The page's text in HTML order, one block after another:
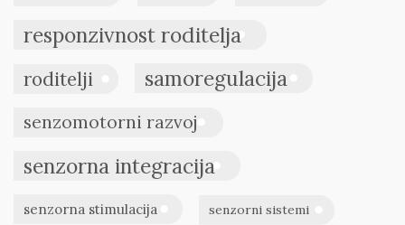
responzivnost roditelja
roditelji samoregulacija
senzomotorni razvoj
senzorna integracija
senzorna stimulacija senzorni sistemi